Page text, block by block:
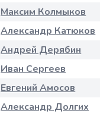
Максим Колмыков
Александр Катюков
Андрей Дерябин
Иван Сергеев
Евгений Амосов
Александр Долгих